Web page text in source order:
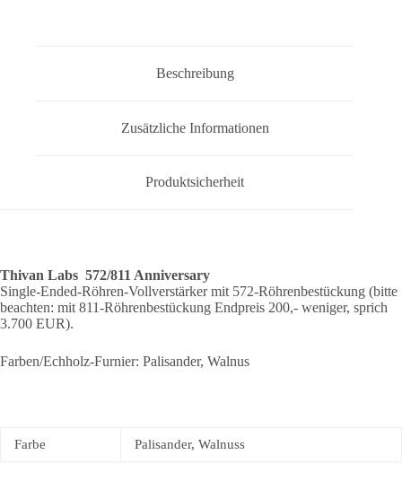
Beschreibung
Zusätzliche Informationen
Produktsicherheit
Thivan Labs 572/811 Anniversary
Single-Ended-Röhren-Vollverstärker mit 572-Röhrenbestückung (bitte
beachten: mit 811-Röhrenbestückung Endpreis 200,- weniger, sprich
3.700 EUR).
Farben/Echholz-Furnier: Palisander, Walnus
Farbe Palisander, Walnuss